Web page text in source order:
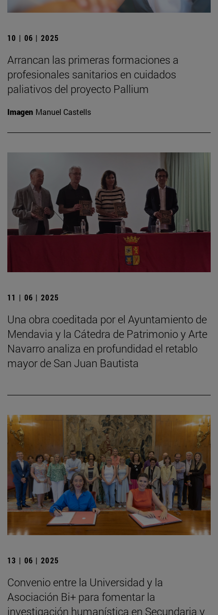
10 | 06 | 2025
Arrancan las primeras formaciones a
profesionales sanitarios en cuidados
paliativos del proyecto Pallium
Imagen Manuel Castells
11 | 06 | 2025
Una obra coeditada por el Ayuntamiento de
Mendavia y la Cátedra de Patrimonio y Arte
Navarro analiza en profundidad el retablo
mayor de San Juan Bautista
13 | 06 | 2025
Convenio entre la Universidad y la
Asociación Bi+ para fomentar la
investigación humanística en Secundaria y